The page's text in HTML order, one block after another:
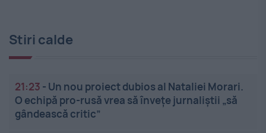
Stiri calde
21:23 - Un nou proiect dubios al Nataliei Morari.
O echipă pro-rusă vrea să înveţe jurnaliştii „să
gândească critic”